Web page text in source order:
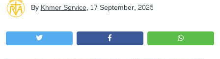
ByKhmer Service, 17 September, 2025